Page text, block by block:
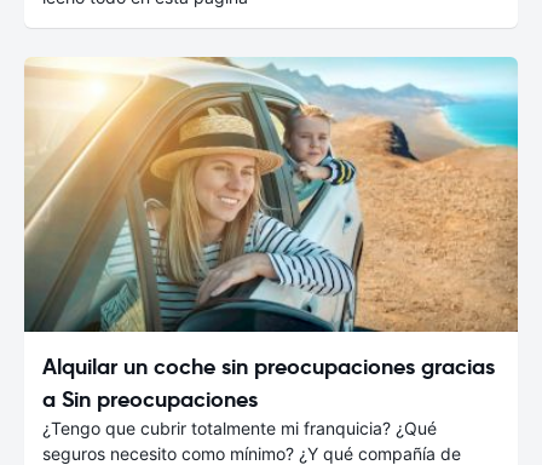
Alquilar un coche sin preocupaciones gracias
a Sin preocupaciones
¿Tengo que cubrir totalmente mi franquicia? ¿Qué
seguros necesito como mínimo? ¿Y qué compañía de